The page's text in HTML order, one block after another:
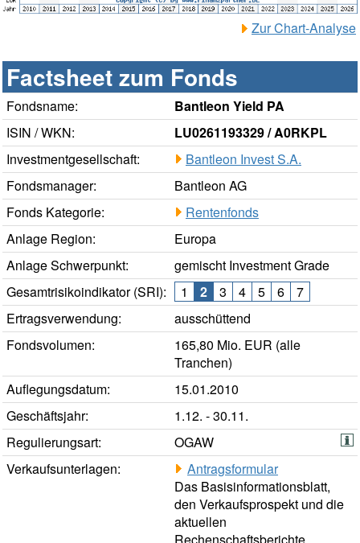
Zur Chart-Analyse
Factsheet zum Fonds
Fondsname:
Bantleon Yield PA
ISIN / WKN:
LU0261193329 / A0RKPL
Investmentgesellschaft:
Bantleon Invest S.A.
Fondsmanager:
Bantleon AG
Fonds Kategorie:
Rentenfonds
Anlage Region:
Europa
Anlage Schwerpunkt:
gemischt Investment Grade
Gesamtrisikoindikator (SRI):
1 2 3 4 5 6
7
Ertragsverwendung:
ausschüttend
Fondsvolumen:
165,80 Mio. EUR (alle
Tranchen)
Auflegungsdatum:
15.01.2010
Geschäftsjahr:
1.12. - 30.11.
Regulierungsart:
OGAW
Verkaufsunterlagen:
Antragsformular
Das Basisinformationsblatt,
den Verkaufsprospekt und die
aktuellen